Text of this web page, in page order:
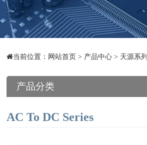
当前位置： 网站首页 > 产品中心 > 天源系列
产品分类
AC To DC Series